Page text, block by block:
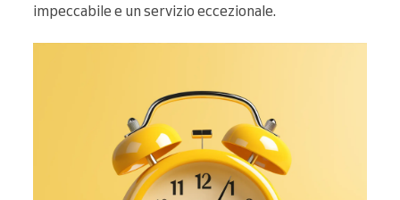
impeccabile e un servizio eccezionale.